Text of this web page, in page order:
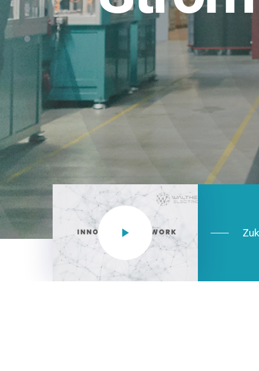
NEO CEE: Energieverteilung mit
effizient in der Installation,